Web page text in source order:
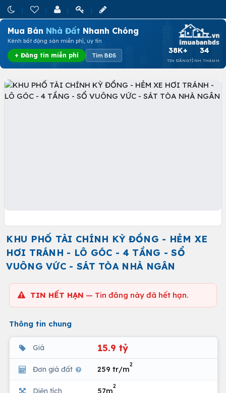
Mua Bán Nhà Đất Nhanh Chóng
Kênh bất động sản miễn phí, uy tín
+ Đăng tin miễn phí Tìm BĐS
38K+
TIN ĐĂNG
34
TỈNH THÀNH
KHU PHỐ TÀI CHÍNH KỲ ĐỒNG - HẺM XE
HƠI TRÁNH - LÔ GÓC - 4 TẦNG - SỔ
VUÔNG VỨC - SÁT TÒA NHÀ NGÂN
TIN HẾT HẠN — Tin đăng này đã hết hạn.
Thông tin chung
Giá 15.9 tỷ
Đơn giá đất 259 tr/m
2
Diện tích 57m
2